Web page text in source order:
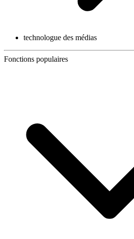
technologue des médias
Fonctions populaires